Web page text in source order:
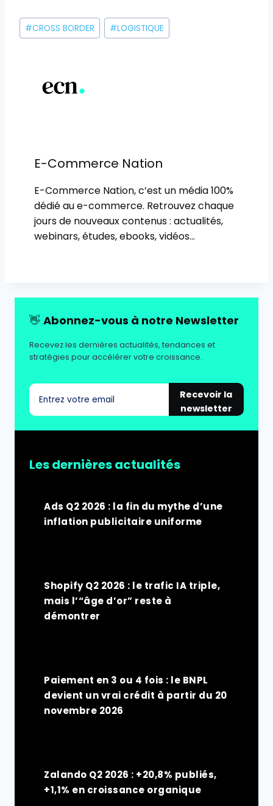
Étiquettes
de
#CROSS BORDER #LOGISTIQUE
E-Commerce Nation
E-Commerce Nation, c’est un média 100%
dédié au e-commerce. Retrouvez chaque
jours de nouveaux contenus : actualités,
webinars, études, ebooks, vidéos…
👋 Abonnez-vous à notre Newsletter
Recevez les dernières actualités, tendances et
stratégies pour accélérer votre croissance.
Recevoir la
newsletter
Les dernières actualités
Ads Q2 2026 : la fin du mythe d’une
inflation publicitaire uniforme
Shopify Q2 2026 : le trafic IA triple,
mais l’“âge d’or” reste à
démontrer
Paiement en 3 ou 4 fois : le BNPL
devient un vrai crédit à partir du 20
novembre 2026
Zalando Q2 2026 : +20,8% publiés,
+1,1% en croissance organique